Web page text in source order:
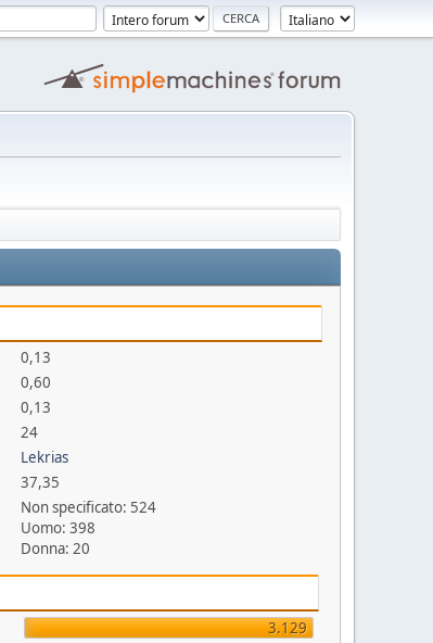
0,13
0,60
0,13
24
Lekrias
37,35
Non specificato: 524
Uomo: 398
Donna: 20
3.129